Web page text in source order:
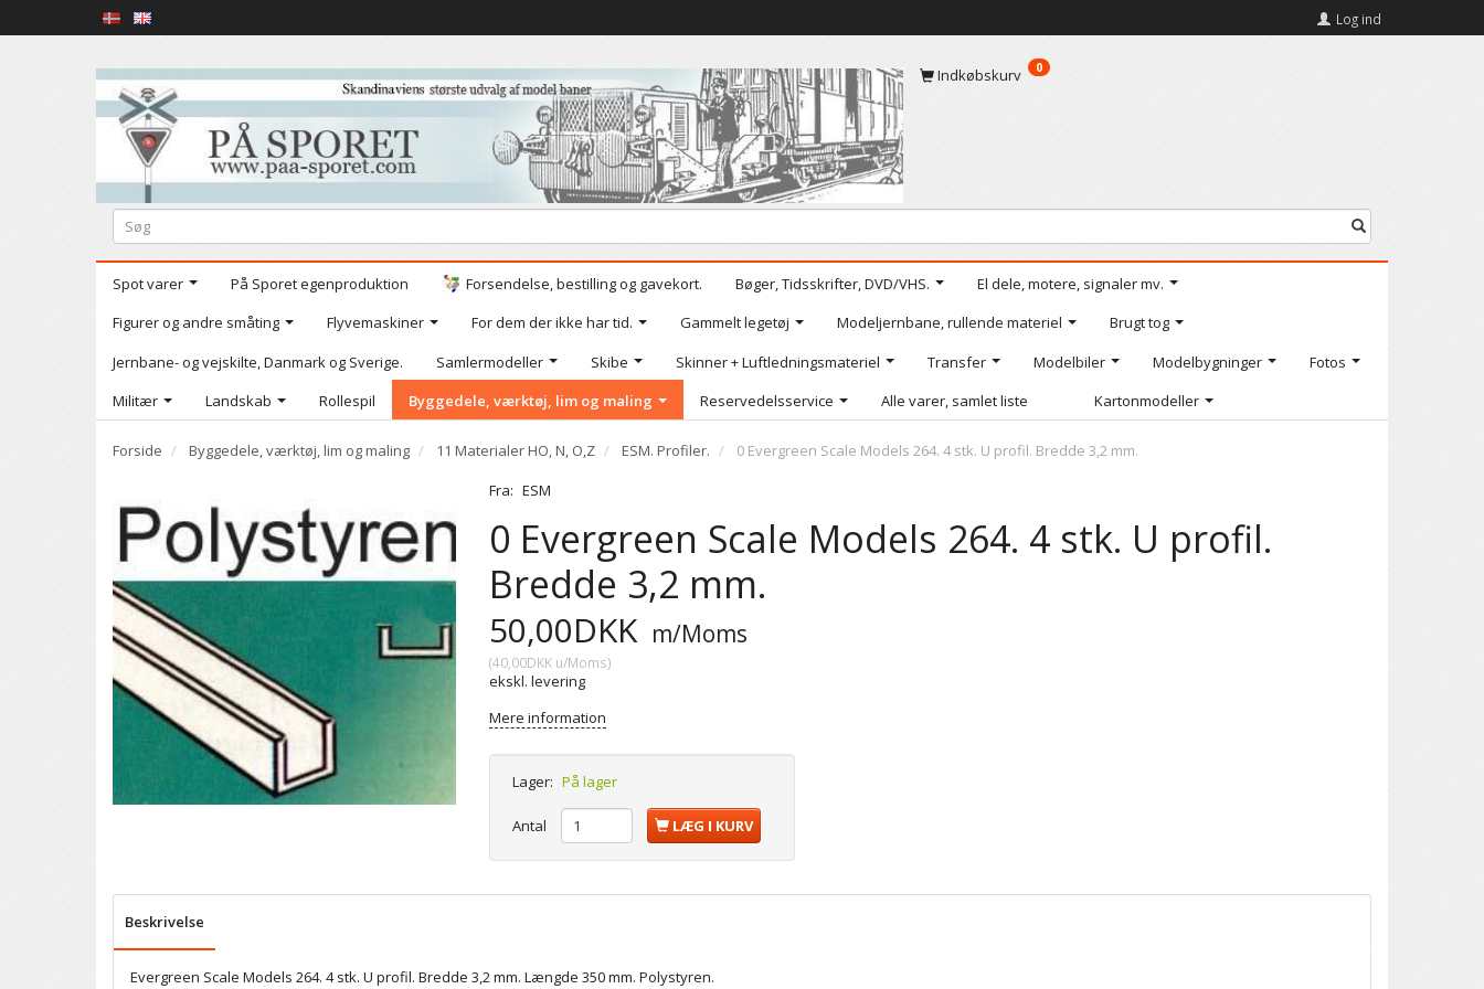
Log ind
Indkøbskurv 0
Spot varer På Sporet egenproduktion Forsendelse, bestilling og gavekort. Bøger, Tidsskrifter, DVD/VHS.
El dele, motere, signaler mv.
Figurer og andre småting
Flyvemaskiner For dem der ikke har tid. Gammelt legetøj Modeljernbane, rullende materiel
Brugt tog
Jernbane- og vejskilte, Danmark og Sverige.
Samlermodeller Skibe Skinner + Luftledningsmateriel Transfer Modelbiler Modelbygninger
Fotos
Militær
Landskab Rollespil Byggedele, værktøj, lim og maling Reservedelsservice Alle varer, samlet liste Kartonmodeller
Forside Byggedele, værktøj, lim og maling 11 Materialer HO, N, O,Z ESM. Profiler.
0 Evergreen Scale Models 264. 4 stk. U profil. Bredde 3,2 mm.
Fra: ESM
0 Evergreen Scale Models 264. 4 stk. U profil.
Bredde 3,2 mm.
50,00DKK m/Moms
(40,00DKK u/Moms)
ekskl. levering
Mere information
Lager: På lager
Antal LÆG I KURV
Beskrivelse
Evergreen Scale Models 264. 4 stk. U profil. Bredde 3,2 mm. Længde 350 mm. Polystyren.